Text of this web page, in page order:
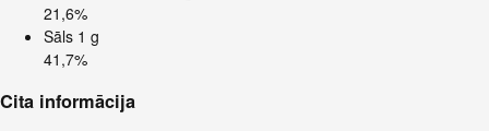
21,6%
Sāls 1 g
41,7%
Cita informācija